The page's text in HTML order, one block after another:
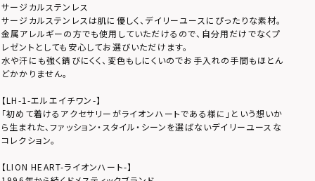
サージカルステンレス
サージカルステンレスは肌に優しく、デイリーユースにぴったりな素材。
金属アレルギーの方でも使用していただけるので、自分用だけでなくプ
レゼントとしても安心してお選びいただけます。
水や汗にも強く錆びにくく、変色もしにくいのでお手入れの手間もほとん
どかかりません。
【LH-1-エルエイチワン-】
「初めて着けるアクセサリーがライオンハートである様に」という想いか
ら生まれた、ファッション・スタイル・シーンを選ばないデイリーユースな
コレクション。
【LION HEART-ライオンハート-】